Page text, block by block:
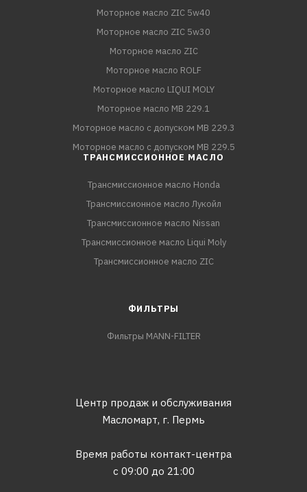
Моторное масло ZIC 5w40
Моторное масло ZIC 5w30
Моторное масло ZIC
Моторное масло ROLF
Моторное масло LIQUI MOLY
Моторное масло MB 229.1
Моторное масло с допуском MB 229.3
Моторное масло с допуском MB 229.5
ТРАНСМИССИОННОЕ МАСЛО
Трансмиссионное масло Honda
Трансмиссионное масло Лукойл
Трансмиссионное масло Nissan
Трансмиссионное масло Liqui Moly
Трансмиссионное масло ZIC
ФИЛЬТРЫ
Фильтры MANN-FILTER
Центр продаж и обслуживания
Масломарт, г. Пермь
Время работы контакт-центра
с 09:00 до 21:00